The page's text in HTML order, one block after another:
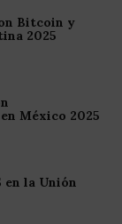
Bitcoin y
2025
México 2025
la Unión